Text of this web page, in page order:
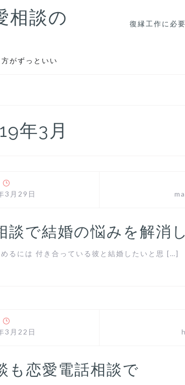
相談の
がずっといい
復縁工作に必
年3月
3月29日
談で結婚の悩みを解消
るには 付き合っている彼と結婚したいと思 […]
3月22日
も恋愛電話相談で